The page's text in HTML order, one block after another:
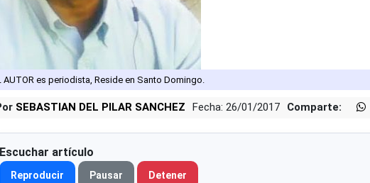
AUTOR es periodista, Reside en Santo Domingo.
SEBASTIAN DEL PILAR SANCHEZ Fecha: 26/01/2017 Comparte:
Escuchar artículo
Reproducir Pausar Detener